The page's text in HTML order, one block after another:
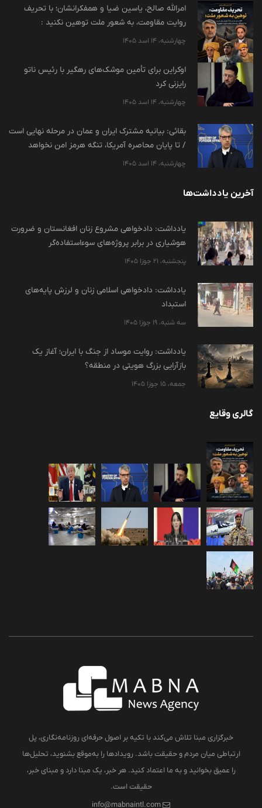
امرالله صالح، یاسین ضیا و همفکرانشان؛ با تحریف
روایت مقاومت، به شعور ملت توهین نکنید :
چهارشنبه، 14 اسد 1405
اوکراین برای تأمین موشک‌های رهگیر با رئیس ناتو
رایزنی کرد
چهارشنبه، 14 اسد 1405
بقائی: بیانیه مشترک ایران و عمان در مرحله نهایی است
/ تا پایان محاصره آمریکا، تنگه هرمز امن نخواهد
چهارشنبه، 14 اسد 1405
آخرین یادداشت‌ها
یادداشت: دادخواهی مشروع زنان افغانستان و ضرورت
هوشیاری در برابر پروژه‌های سوءاستفاده‌گر
پنجشنبه، 21 جوزا 1405
یادداشت: دادخواهی اسلامی زنان و لرزش پایه‌های
استبداد
سه شنبه، 19 جوزا 1405
یادداشت: روایت موساد از جنگ با ایران؛ آغاز یک
بازآرایی بزرگ هویتی در منطقه؟
جمعه، 15 جوزا 1405
گالری وقایع
خبرگزاری مبنا تلاش می‌کند با تکیه بر اصول حرفه‌ای روزنامه‌نگاری، پل
ارتباطی میان مردم و حقیقت باشد. رویدادها را به‌موقع بشنوید، تحلیل‌ها
را عمیق بخوانید و به ما اعتماد کنید. هر خبر، یک مبنا دارد و مبنای خبر،
حقیقت است.
info@mabnaintl.com